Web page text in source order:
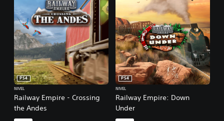
Railway Empire - Crossing
the Andes
PS4
NIVEL
Railway Empire: Down
Under
PS4
NIVEL